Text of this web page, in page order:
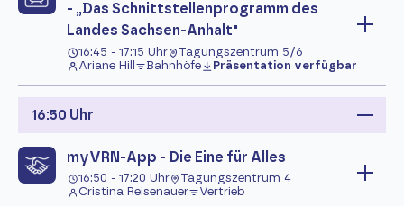
- „Das Schnittstellenprogramm des
Landes Sachsen-Anhalt"
16:45 - 17:15 Uhr
Tagungszentrum 5/6
Ariane Hill
Bahnhöfe Präsentation verfügbar
16:50 Uhr
myVRN-App - Die Eine für Alles
16:50 - 17:20 Uhr
Tagungszentrum 4
Cristina Reisenauer
Vertrieb